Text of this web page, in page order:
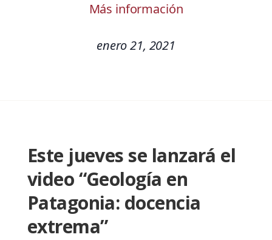
Más información
enero 21, 2021
Este jueves se lanzará el
video “Geología en
Patagonia: docencia
extrema”